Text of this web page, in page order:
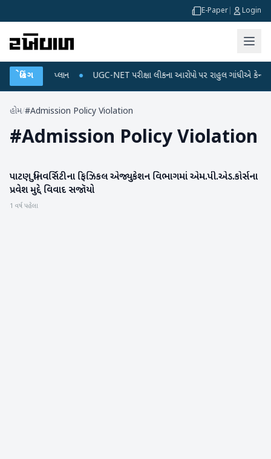
E-Paper Login
બ્રેકિંગ
અને ડેટા પ્લાન ● UGC-NET પરીક્ષા લીકના આરોપો પર રાહુલ ગાંધીએ કેન્દ્ર પર
હોમ/#Admission Policy Violation
#Admission Policy Violation
પાટણ
પાટણ યુનિવર્સિટીના ફિઝિકલ એજ્યુકેશન વિભાગમાં એમ.પી.એડ.કોર્સના
પ્રવેશ મુદ્દે વિવાદ સજૉયો
1 વર્ષ પહેલા